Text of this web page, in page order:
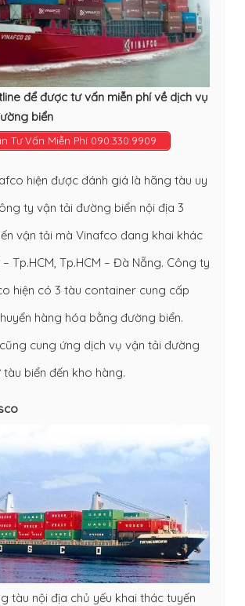
để được tư vấn miễn phí về dịch vụ
biển
Tư Vấn Miễn Phí 090.330.9909
hiện được đánh giá là hãng tàu uy
ty vận tải đường biển nội địa 3
vận tải mà Vinafco đang khai khác
Tp.HCM, Tp.HCM – Đà Nẵng. Công ty
hiện có 3 tàu container cung cấp
hàng hóa bằng đường biển.
cung ứng dịch vụ vận tải đường
biển đến kho hàng.
tàu nội địa chủ yếu khai thác tuyến